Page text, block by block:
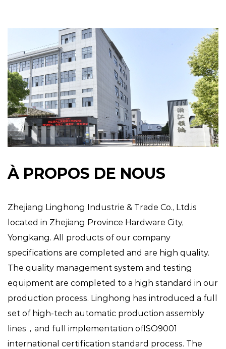
À PROPOS DE NOUS
Zhejiang Linghong Industrie & Trade Co., Ltd.is
located in Zhejiang Province Hardware City,
Yongkang. All products of our company
specifications are completed and are high quality.
The quality management system and testing
equipment are completed to a high standard in our
production process. Linghong has introduced a full
set of high-tech automatic production assembly
lines，and full implementation ofISO9001
international certification standard process. The